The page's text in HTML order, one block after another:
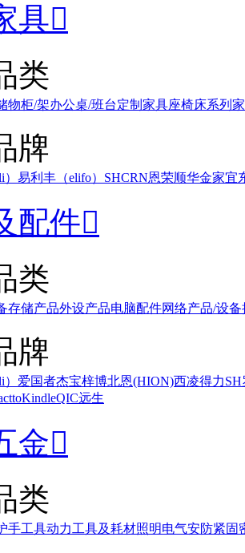
具
类
物柜/架办公桌/班台定制家具座椅床系列
牌
易利丰（elifo） SHCRN恩荣顺华金家宜
配件
类
存储产品外设产品电脑配件网络产品/设备
牌
爱国者杰宝梓博北恩(HION)西凌得力SH
KindleQIC远生
金
类
手工具动力工具及耗材照明电气安防紧固